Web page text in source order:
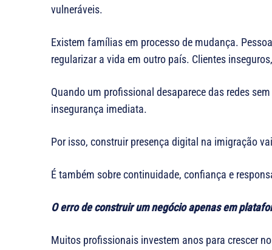
vulneráveis.
Existem famílias em processo de mudança.
regularizar a vida em outro país. Clientes
Quando um profissional desaparece das redes
insegurança imediata.
Por isso, construir presença digital na imigração
É também sobre continuidade, confiança e
O erro de construir um negócio apenas em
Muitos profissionais investem anos para crescer